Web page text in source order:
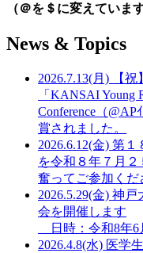
（＠を＄に変えています
News & Topics
2026.7.13(月)
【
「KANSAI Young
Conference（
賞されました。
2026.6.12(金) 第１
を令和８年７月２
奮ってご参加くだ
2026.5.29(金) 神戸
会を開催します
日時：令和8年6
2026.4.8(水) 医学